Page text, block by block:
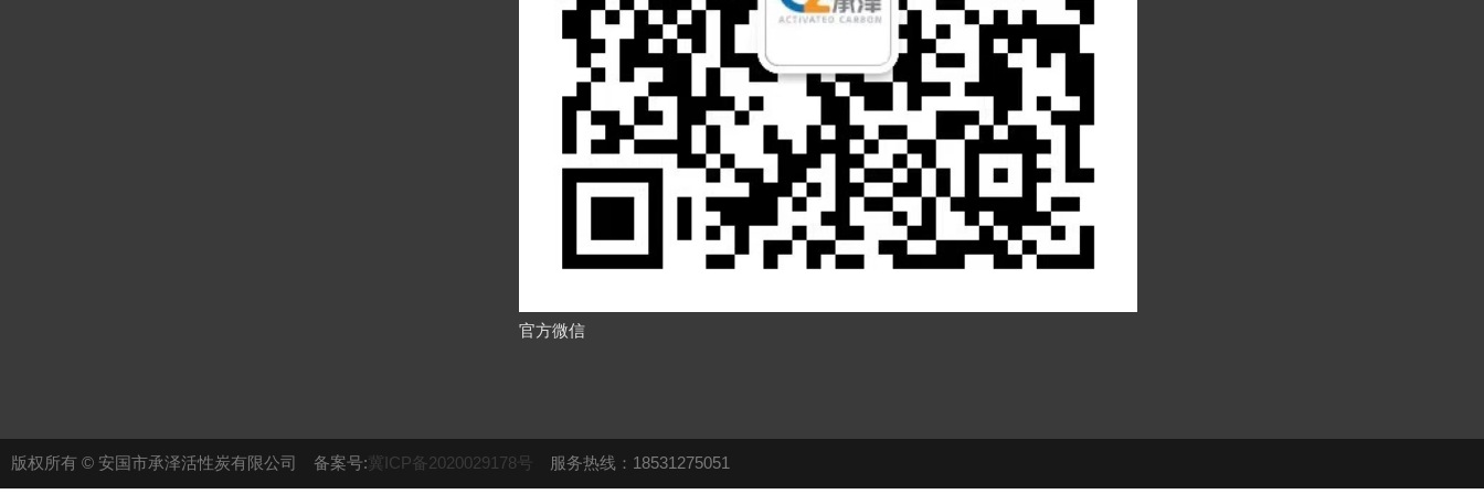
官方微信
版权所有 © 安国市承泽活性炭有限公司 备案号:冀ICP备2020029178号 服务热线：18531275051